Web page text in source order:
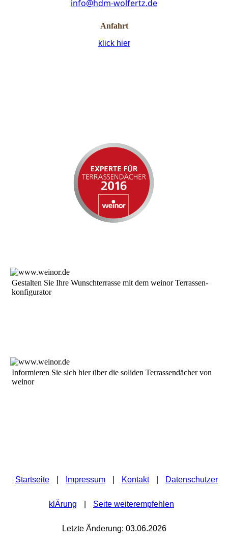
info@hdm-wolfertz.de
Anfahrt
klick hier
Ge­stal­ten Sie Ih­re Wunsch­ter­ras­se mit dem weinor Ter­ras­sen­
kon­fi­gu­ra­tor
In­for­mie­ren Sie sich hier über die so­li­den Te­rras­sen­däch­er von
weinor
Startseite Impressum Kontakt Datenschutzer
klÄrung Seite weiterempfehlen
Letzte Änderung: 03.06.2026